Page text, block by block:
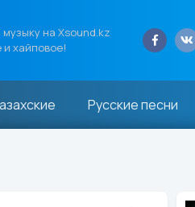
на Xsound.kz
хайповое!
Русские песни